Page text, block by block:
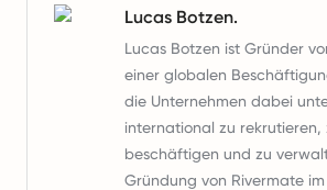
Lucas Botzen.
Lucas Botzen ist Gründer
einer globalen
die Unternehmen dabei
international zu rekrutieren,
beschäftigen und zu
Gründung von Rivermate